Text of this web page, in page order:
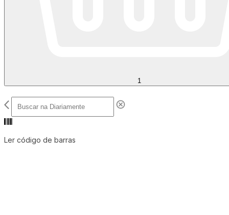
1
Ler código de barras